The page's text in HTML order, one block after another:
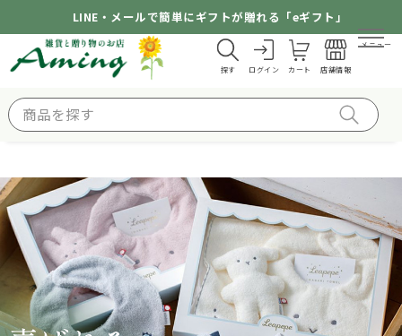
LINE・メールで簡単にギフトが贈れる「eギフト」
探す ログイン カート 店舗情報
メニュー